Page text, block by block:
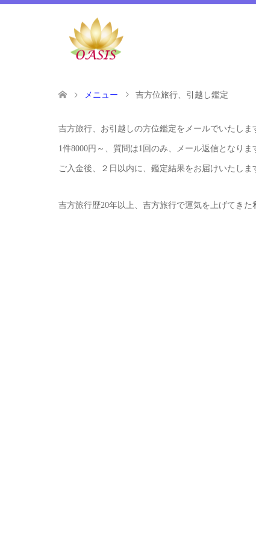
メニュー 吉方位旅行、引越し鑑定
吉方旅行、お引越しの方位鑑定をメールでいたしま
1件8000円～、質問は1回のみ、メール返信となりま
ご入金後、２日以内に、鑑定結果をお届けいたしま
吉方旅行歴20年以上、吉方旅行で運気を上げてきた